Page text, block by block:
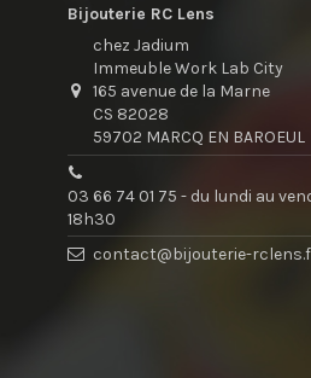
Bijouterie RC Lens
chez Jadium
Immeuble Work Lab City
165 avenue de la Marne
CS 82028
59702 MARCQ EN BAROEUL
03 66 74 01 75 - du lundi au
18h30
contact@bijouterie-